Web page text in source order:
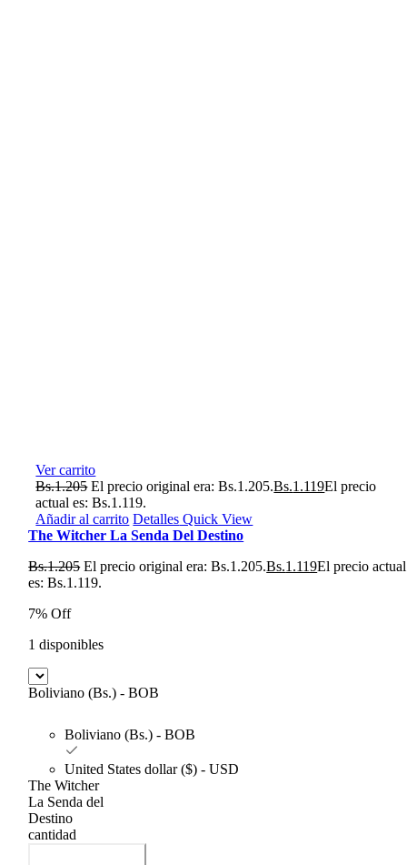
Ver carrito
Bs.1.205 El precio original era: Bs.1.205.Bs.1.119El precio
actual es: Bs.1.119.
Añadir al carrito Detalles Quick View
The Witcher La Senda Del Destino
Bs.1.205 El precio original era: Bs.1.205.Bs.1.119El precio actual
es: Bs.1.119.
7% Off
1 disponibles
Boliviano (Bs.) - BOB
Boliviano (Bs.) - BOB
United States dollar ($) - USD
The Witcher
La Senda del
Destino
cantidad